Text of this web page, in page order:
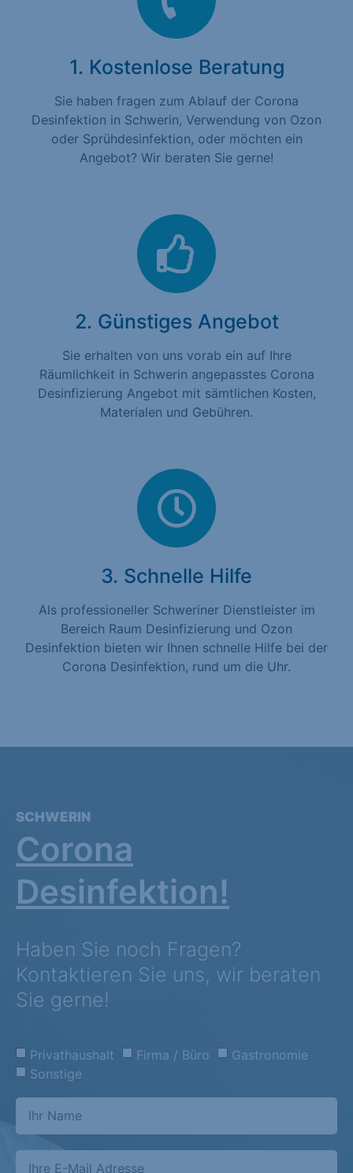
1. Kostenlose Beratung
Sie haben fragen zum Ablauf der Corona
Desinfektion in Schwerin, Verwendung von Ozon
oder Sprühdesinfektion, oder möchten ein
Angebot? Wir beraten Sie gerne!
2. Günstiges Angebot
Sie erhalten von uns vorab ein auf Ihre
Räumlichkeit in Schwerin angepasstes Corona
Desinfizierung Angebot mit sämtlichen Kosten,
Materialen und Gebühren.
3. Schnelle Hilfe
Als professioneller Schweriner Dienstleister im
Bereich Raum Desinfizierung und Ozon
Desinfektion bieten wir Ihnen schnelle Hilfe bei der
Corona Desinfektion, rund um die Uhr.
SCHWERIN
Corona
Desinfektion!
Haben Sie noch Fragen?
Kontaktieren Sie uns, wir beraten
Sie gerne!
Privathaushalt Firma / Büro
Gastronomie
Sonstige